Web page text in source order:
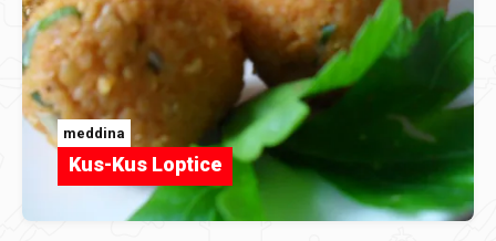
meddina
Kus-Kus Loptice